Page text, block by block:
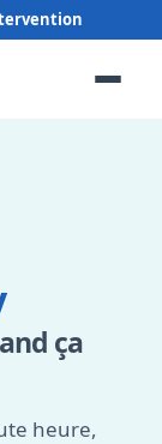
ça
heure,